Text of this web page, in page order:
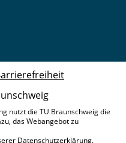
nutzt die TU Braunschweig die
das Webangebot zu
Datenschutzerklärung.